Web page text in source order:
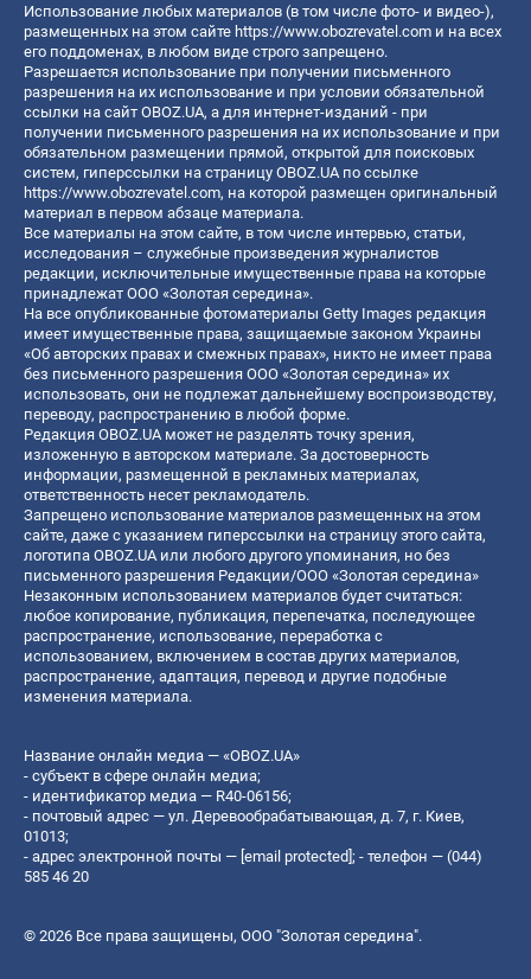
Использование любых материалов (в том числе фото- и видео-),
размещенных на этом сайте https://www.obozrevatel.com и на всех
его поддоменах, в любом виде строго запрещено.
Разрешается использование при получении письменного
разрешения на их использование и при условии обязательной
ссылки на сайт OBOZ.UA, а для интернет-изданий - при
получении письменного разрешения на их использование и при
обязательном размещении прямой, открытой для поисковых
систем, гиперссылки на страницу OBOZ.UA по ссылке
https://www.obozrevatel.com, на которой размещен оригинальный
материал в первом абзаце материала.
Все материалы на этом сайте, в том числе интервью, статьи,
исследования – служебные произведения журналистов
редакции, исключительные имущественные права на которые
принадлежат ООО «Золотая середина».
На все опубликованные фотоматериалы Getty Images редакция
имеет имущественные права, защищаемые законом Украины
«Об авторских правах и смежных правах», никто не имеет права
без письменного разрешения ООО «Золотая середина» их
использовать, они не подлежат дальнейшему воспроизводству,
переводу, распространению в любой форме.
Редакция OBOZ.UA может не разделять точку зрения,
изложенную в авторском материале. За достоверность
информации, размещенной в рекламных материалах,
ответственность несет рекламодатель.
Запрещено использование материалов размещенных на этом
сайте, даже с указанием гиперссылки на страницу этого сайта,
логотипа OBOZ.UA или любого другого упоминания, но без
письменного разрешения Редакции/ООО «Золотая середина»
Незаконным использованием материалов будет считаться:
любое копирование, публикация, перепечатка, последующее
распространение, использование, переработка с
использованием, включением в состав других материалов,
распространение, адаптация, перевод и другие подобные
изменения материала.
Название онлайн медиа — «OBOZ.UA»
- субъект в сфере онлайн медиа;
- идентификатор медиа — R40-06156;
- почтовый адрес — ул. Деревообрабатывающая, д. 7, г. Киев,
01013;
- адрес электронной почты — [email protected]; - телефон — (044)
585 46 20
© 2026 Все права защищены, ООО "Золотая середина".